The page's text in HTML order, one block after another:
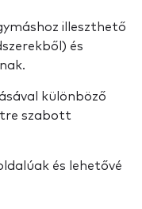
illeszthető
és
különböző
szabott
és lehetővé